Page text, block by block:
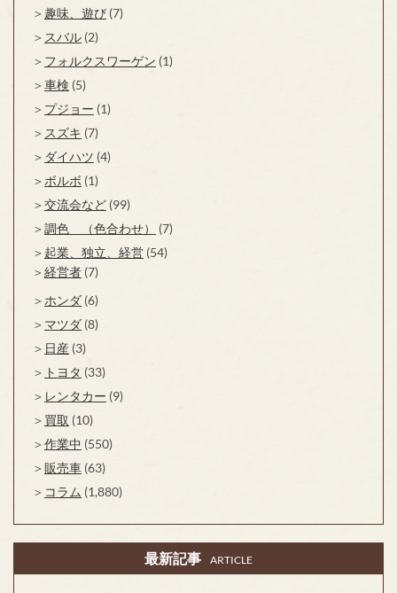
趣味、遊び (7)
スバル (2)
フォルクスワーゲン (1)
車検 (5)
プジョー (1)
スズキ (7)
ダイハツ (4)
ボルボ (1)
交流会など (99)
調色 （色合わせ）
(7)
起業、独立、経営 (54)
経営者 (7)
ホンダ (6)
マツダ (8)
日産 (3)
トヨタ (33)
レンタカー (9)
買取 (10)
作業中 (550)
販売車 (63)
コラム (1,880)
最新記事 ARTICLE